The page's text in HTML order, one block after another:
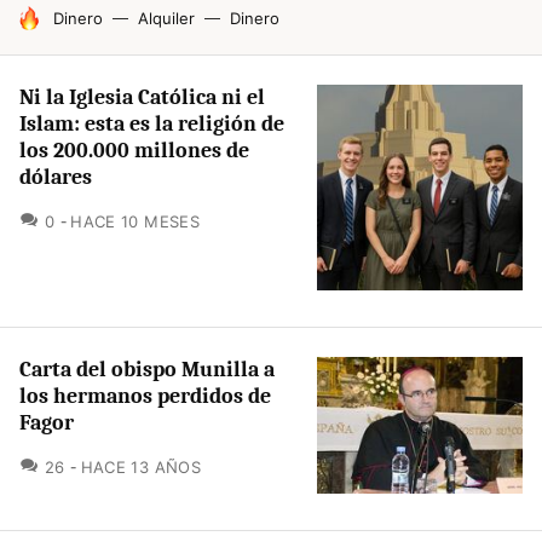
HOY SE HABLA DE
Dinero Alquiler Dinero
Ni la Iglesia Católica ni el
Islam: esta es la religión de
los 200.000 millones de
dólares
0 COMENTARIOS
HACE 10 MESES
Carta del obispo Munilla a
los hermanos perdidos de
Fagor
26 COMENTARIOS
HACE 13 AÑOS